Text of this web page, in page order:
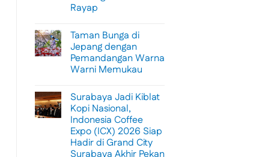
Rafting
Alam
Ubud
Rayap
on
Furnitur
Kayu
Mudah
Keropos?
Kenali
Cara
Mencegah
Kerusakan
Rayap
Taman Bunga di
Jepang dengan
Pemandangan Warna
Warni Memukau
on
Taman
Bunga
di
Jepang
dengan
Pemandangan
Warna
Surabaya Jadi Kiblat
Kopi Nasional,
Indonesia Coffee
Expo (ICX) 2026 Siap
Hadir di Grand City
Surabaya Akhir Pekan